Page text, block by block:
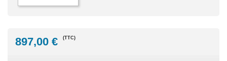
897,00 € (TTC)